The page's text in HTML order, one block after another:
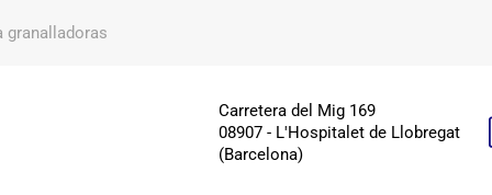
granalladoras
Carretera del Mig 169
08907 - L'Hospitalet de Llobregat
(Barcelona)